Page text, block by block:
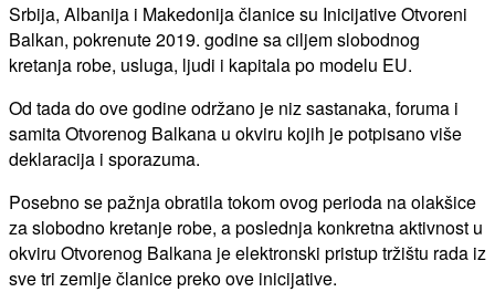
Srbija, Albanija i Makedonija članice su Inicijative Otvoreni
Balkan, pokrenute 2019. godine sa ciljem slobodnog
kretanja robe, usluga, ljudi i kapitala po modelu EU.
Od tada do ove godine održano je niz sastanaka, foruma i
samita Otvorenog Balkana u okviru kojih je potpisano više
deklaracija i sporazuma.
Posebno se pažnja obratila tokom ovog perioda na olakšice
za slobodno kretanje robe, a poslednja konkretna aktivnost u
okviru Otvorenog Balkana je elektronski pristup tržištu rada iz
sve tri zemlje članice preko ove inicijative.